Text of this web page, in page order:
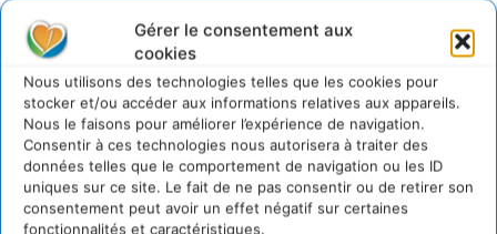
Gérer le consentement aux
cookies
Nous utilisons des technologies telles que les cookies pour
stocker et/ou accéder aux informations relatives aux appareils.
Nous le faisons pour améliorer l’expérience de navigation.
Consentir à ces technologies nous autorisera à traiter des
données telles que le comportement de navigation ou les ID
uniques sur ce site. Le fait de ne pas consentir ou de retirer son
consentement peut avoir un effet négatif sur certaines
fonctionnalités et caractéristiques.
près de 90 %, a réalisé en 2010 un chiffre d’affaires d’un peu
plus de 65 milliards d’euros, dont les trois quarts sont
imputables au nucléaire. Son patron, Henri Proglio, a noué
des contacts étroits avec l’Elysée et fait partie des camarades
d’études de l’ancien ministre de l’Economie Dominique
Strauss-Kahn, aujourd’hui directeur du Fonds monétaire
international, lui aussi fervent partisan du nucléaire. EDF
exploite les 58 réacteurs français, contrôle le marché